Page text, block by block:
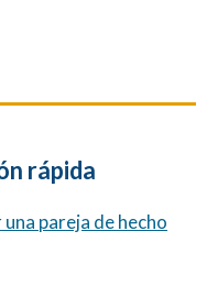
rápida
una pareja de hecho